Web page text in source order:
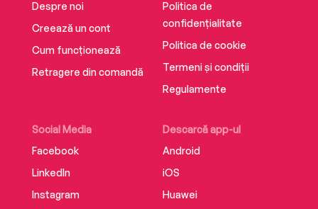
Despre noi
Creează un cont
Cum funcționează
Retragere din comandă
Social Media
Facebook
LinkedIn
Instagram
Descarcă app-ul
Android
iOS
Huawei
Politica de
confidențialitate
Politica de cookie
Termeni și condiții
Regulamente